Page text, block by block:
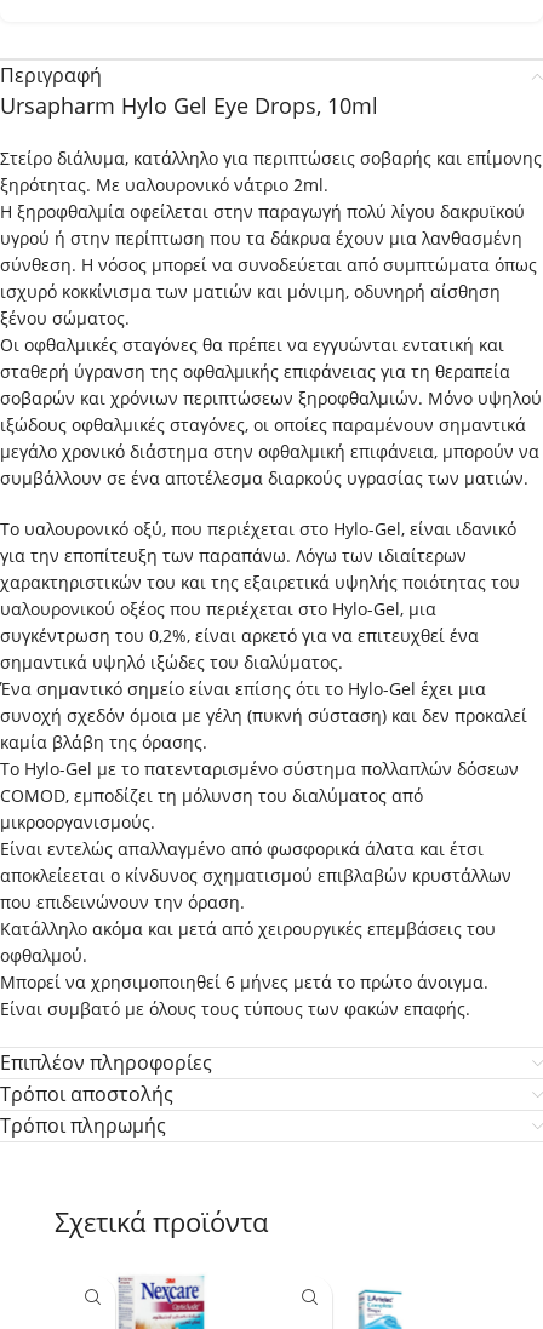
Περιγραφή
Ursapharm Hylo Gel Eye Drops, 10ml
Στείρο διάλυμα, κατάλληλο για περιπτώσεις σοβαρής και επίμονης
ξηρότητας. Με υαλουρονικό νάτριο 2ml.
Η ξηροφθαλμία οφείλεται στην παραγωγή πολύ λίγου δακρυϊκού
υγρού ή στην περίπτωση που τα δάκρυα έχουν μια λανθασμένη
σύνθεση. Η νόσος μπορεί να συνοδεύεται από συμπτώματα όπως
ισχυρό κοκκίνισμα των ματιών και μόνιμη, οδυνηρή αίσθηση
ξένου σώματος.
Οι οφθαλμικές σταγόνες θα πρέπει να εγγυώνται εντατική και
σταθερή ύγρανση της οφθαλμικής επιφάνειας για τη θεραπεία
σοβαρών και χρόνιων περιπτώσεων ξηροφθαλμιών. Μόνο υψηλού
ιξώδους οφθαλμικές σταγόνες, οι οποίες παραμένουν σημαντικά
μεγάλο χρονικό διάστημα στην οφθαλμική επιφάνεια, μπορούν να
συμβάλλουν σε ένα αποτέλεσμα διαρκούς υγρασίας των ματιών.
Το υαλουρονικό οξύ, που περιέχεται στο Hylo-Gel, είναι ιδανικό
για την εποπίτευξη των παραπάνω. Λόγω των ιδιαίτερων
χαρακτηριστικών του και της εξαιρετικά υψηλής ποιότητας του
υαλουρονικού οξέος που περιέχεται στο Hylo-Gel, μια
συγκέντρωση του 0,2%, είναι αρκετό για να επιτευχθεί ένα
σημαντικά υψηλό ιξώδες του διαλύματος.
Ένα σημαντικό σημείο είναι επίσης ότι το Hylo-Gel έχει μια
συνοχή σχεδόν όμοια με γέλη (πυκνή σύσταση) και δεν προκαλεί
καμία βλάβη της όρασης.
Το Hylo-Gel με το πατενταρισμένο σύστημα πολλαπλών δόσεων
COMOD, εμποδίζει τη μόλυνση του διαλύματος από
μικροοργανισμούς.
Είναι εντελώς απαλλαγμένο από φωσφορικά άλατα και έτσι
αποκλείεεται ο κίνδυνος σχηματισμού επιβλαβών κρυστάλλων
που επιδεινώνουν την όραση.
Κατάλληλο ακόμα και μετά από χειρουργικές επεμβάσεις του
οφθαλμού.
Μπορεί να χρησιμοποιηθεί 6 μήνες μετά το πρώτο άνοιγμα.
Είναι συμβατό με όλους τους τύπους των φακών επαφής.
Επιπλέον πληροφορίες
Τρόποι αποστολής
Τρόποι πληρωμής
Σχετικά προϊόντα